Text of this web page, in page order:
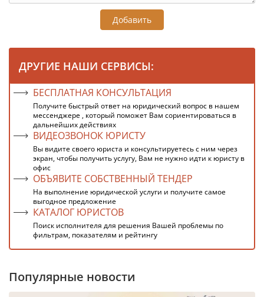
Добавить
ДРУГИЕ НАШИ СЕРВИСЫ:
БЕСПЛАТНАЯ КОНСУЛЬТАЦИЯ
Получите быстрый ответ на юридический вопрос в нашем
мессенджере , который поможет Вам сориентироваться в
дальнейших действиях
ВИДЕОЗВОНОК ЮРИСТУ
Вы видите своего юриста и консультируетесь с ним через
экран, чтобы получить услугу, Вам не нужно идти к юристу в
офис
ОБЪЯВИТЕ СОБСТВЕННЫЙ ТЕНДЕР
На выполнение юридической услуги и получите самое
выгодное предложение
КАТАЛОГ ЮРИСТОВ
Поиск исполнителя для решения Вашей проблемы по
фильтрам, показателям и рейтингу
Популярные новости